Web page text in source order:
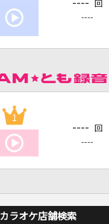
---- 回
----
1
---- 回
----
カラオケ店舗検索